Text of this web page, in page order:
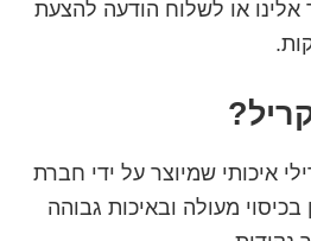
או לשלוח הודעה להצעת
איכותי שמיוצר על ידי חברת
מעולה ובאיכות גבוהה